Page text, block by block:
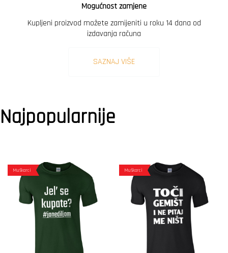
Mogućnost zamjene
Kupljeni proizvod možete zamijeniti u roku 14 dana od
izdavanja računa
SAZNAJ VIŠE
Najpopularnije
Muškarci Muškarci